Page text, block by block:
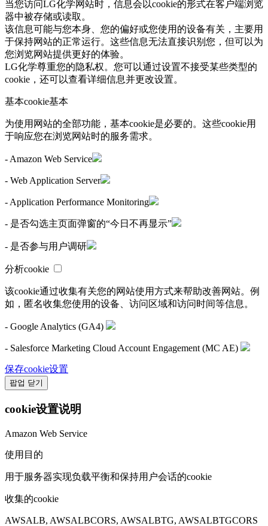
当您访问LG化学网站时，信息会以cookie的形式在客户端浏览
器中被存储或读取。
该信息可能与您本身、您的偏好或您使用的设备有关，主要用
于保持网站的正常运行。这些信息无法直接识别您，但可以为
您浏览网站提供更好的体验。
LG化学尊重您的隐私权。您可以通过设置不接受某些类型的
cookie，还可以查看详细信息并更改设置。
基本cookie基本
为使用网站的全部功能，基本cookie是必要的。这些cookie用
于响应您在浏览网站时的服务需求。
- Amazon Web Service
- Web Application Server
- Application Performance Monitoring
- 是否勾选主页面弹窗的“今日不再显示”
- 是否参与用户调研
分析cookie
该cookie通过收集有关您的网站使用方式来帮助改善网站。例
如，匿名收集您使用的设备、访问区域和访问时间等信息。
- Google Analytics (GA4)
- Salesforce Marketing Cloud Account Engagement (MC AE)
保存cookie设置
팝업 닫기
cookie设置说明
Amazon Web Service
使用目的
用于服务器实现负载平衡和保持用户会话的cookie
收集的cookie
AWSALB, AWSALBCORS, AWSALBTG, AWSALBTGCORS